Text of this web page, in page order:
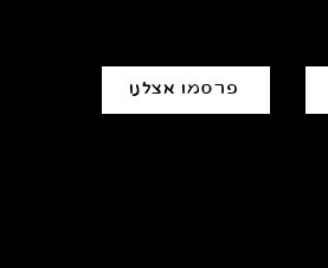
פרסמו אצלנו